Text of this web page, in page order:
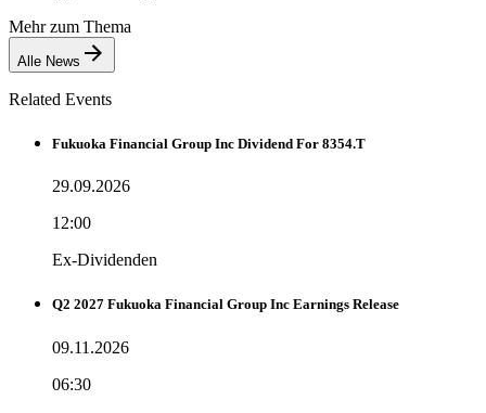
Mehr zum Thema
Alle News
Related Events
Fukuoka Financial Group Inc Dividend For 8354.T
29.09.2026
12:00
Ex-Dividenden
Q2 2027 Fukuoka Financial Group Inc Earnings Release
09.11.2026
06:30